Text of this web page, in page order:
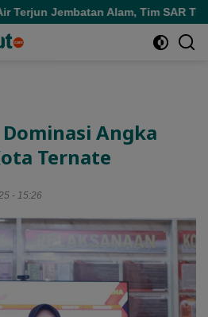
Jembatan Alam, Tim SAR Turun
Angka
Ternate
- 15:26